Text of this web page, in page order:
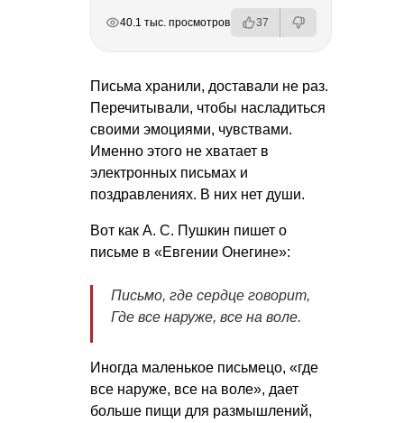
40.1 тыс. просмотров 37
Письма хранили, доставали не раз.
Перечитывали, чтобы насладиться
своими эмоциями, чувствами.
Именно этого не хватает в
электронных письмах и
поздравлениях. В них нет души.
Вот как А. С. Пушкин пишет о
письме в «Евгении Онегине»:
Письмо, где сердце говорит,
Где все наруже, все на воле.
Иногда маленькое письмецо, «где
все наруже, все на воле», дает
больше пищи для размышлений,